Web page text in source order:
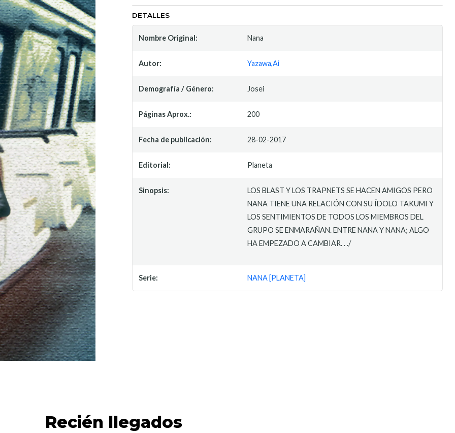
DETALLES
Nombre Original: Nana
Autor: Yazawa,Ai
Demografía / Género: Josei
Páginas Aprox.: 200
Fecha de publicación: 28-02-2017
Editorial: Planeta
Sinopsis:
LOS BLAST Y LOS TRAPNETS SE HACEN AMIGOS PERO
NANA TIENE UNA RELACIÓN CON SU ÍDOLO TAKUMI Y
LOS SENTIMIENTOS DE TODOS LOS MIEMBROS DEL
GRUPO SE ENMARAÑAN. ENTRE NANA Y NANA; ALGO
HA EMPEZADO A CAMBIAR. . ./
Serie: NANA [PLANETA]
Recién llegados